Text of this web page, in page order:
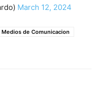
March 12, 2024
Medios de Comunicacion